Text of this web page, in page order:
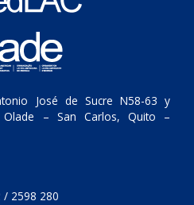
José de Sucre N58-63 y
Olade – San Carlos, Quito –
/ 2598 280